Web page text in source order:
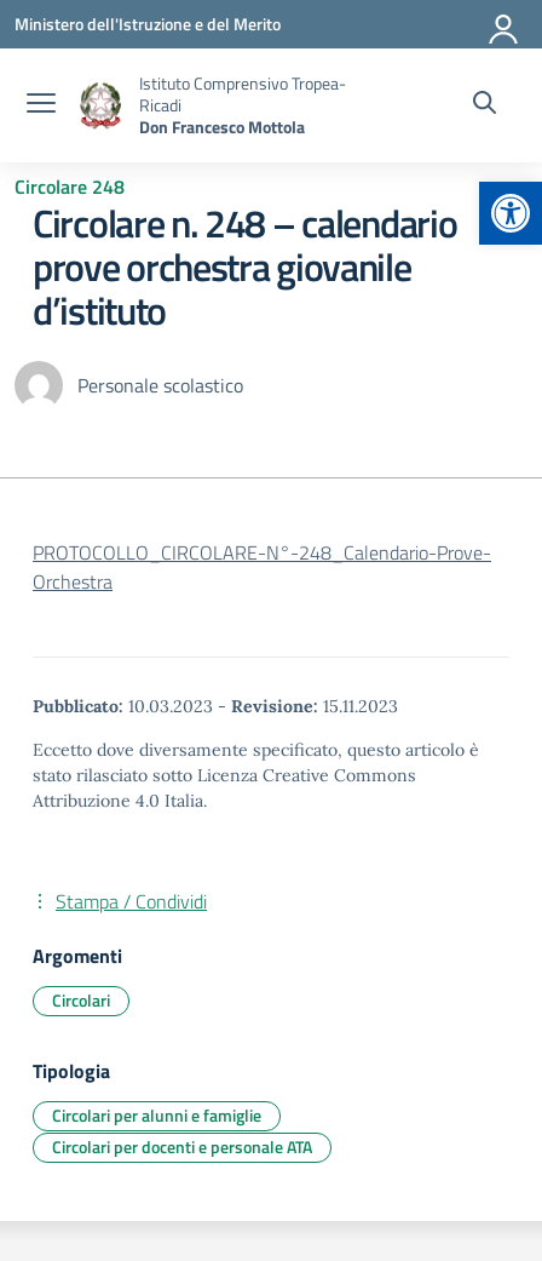
Vai ai contenuti
Vai al menu di navigazione
Vai al footer
Ministero dell'Istruzione e del Merito
Istituto Comprensivo Tropea-
Ricadi
Don Francesco Mottola
Circolare 248
Circolare n. 248 – calendario
prove orchestra giovanile
d’istituto
Personale scolastico
PROTOCOLLO_CIRCOLARE-N°-248_Calendario-Prove-
Orchestra
Pubblicato: 10.03.2023 - Revisione: 15.11.2023
Eccetto dove diversamente specificato, questo articolo è
stato rilasciato sotto Licenza Creative Commons
Attribuzione 4.0 Italia.
Stampa / Condividi
Argomenti
Circolari
Tipologia
Circolari per alunni e famiglie
Circolari per docenti e personale ATA